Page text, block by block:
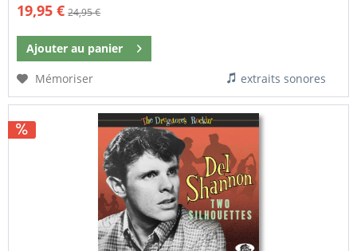
19,95 € 24,95 €
Ajouter au panier
Mémoriser
extraits sonores